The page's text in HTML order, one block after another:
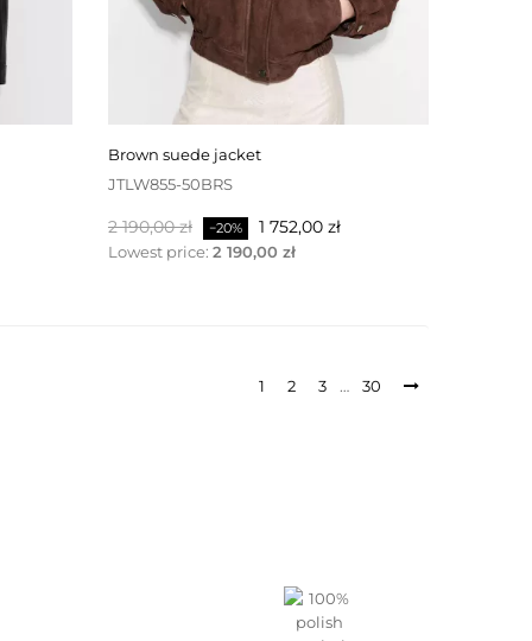
brown suede jacket
JTLW855-50BRS
Baspris
2 190,00 zł −20% Pris
1 752,00 zł
Lowest price: 2 190,00 zł
1 2 3 … 30